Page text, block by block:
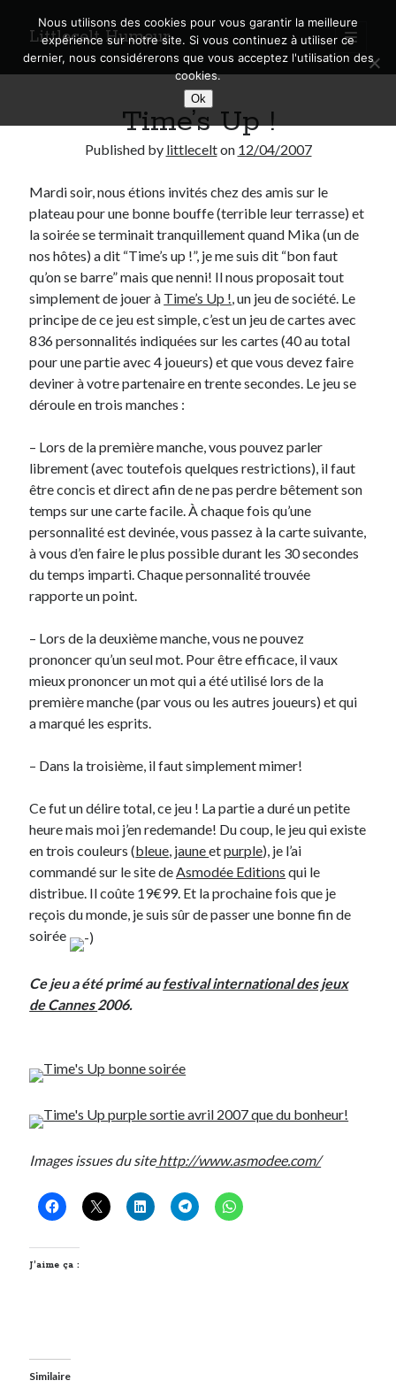
Littlecelt Humeur
open
primary
menu
Sidebar
Derniers articles
Municipales 2026 : Lyon, Métropole et Caluire, mon choix pour l’avenir
Explorez les Chemins Enchantés à Vélo : Aventures Familiales près de
Lyon !
Quel Lyonnais es-tu, Renaud Ducher ?
A quand une véritable place pour le vélo à Caluire dans la Métropole de
Comment je vis ma vie sur un vélo
Derniers Commentaires
Entretien ménagerdansT’as vu quoi ? #52
JFdansC’était pas mieux avant… à Lyon
littlecelt dansComment j’ai opéré ma vélorution toute personnelle
AnthonydansComment j’ai opéré ma vélorution toute personnelle
Renaud DucherdansComment j’ai opéré ma vélorution toute
personnelle
Commentaires récents
Entretien ménager
C’était pas mieux avant… à Lyon
littlecelt
Comment j’ai opéré ma vélorution toute personnelle
Anthony
Comment j’ai opéré ma vélorution toute personnelle
personnelle
On parle de quoi ?
A Lyon
Bon plan du dimanche
Coup de coeur
Daddy
Green
Lyon à Livre Ouvert
Non classé
Patchwork
Post inutile
Sons
Sorties cuculturelles
Time’s Up !
Published by littlecelton 12/04/2007
Mardi soir, nous étions invités chez des amis sur le
plateau pour une bonne bouffe (terrible leur terrasse) et
la soirée se terminait tranquillement quand Mika (un de
nos hôtes) a dit “Time’s up !”, je me suis dit “bon faut
qu’on se barre” mais que nenni! Il nous proposait tout
simplement de jouer à Time’s Up !, un jeu de société. Le
principe de ce jeu est simple, c’est un jeu de cartes avec
836 personnalités indiquées sur les cartes (40 au total
pour une partie avec 4 joueurs) et que vous devez faire
deviner à votre partenaire en trente secondes. Le jeu se
déroule en trois manches :
– Lors de la première manche, vous pouvez parler
librement (avec toutefois quelques restrictions), il faut
être concis et direct afin de ne pas perdre bêtement son
temps sur une carte facile. À chaque fois qu’une
personnalité est devinée, vous passez à la carte suivante,
à vous d’en faire le plus possible durant les 30 secondes
du temps imparti. Chaque personnalité trouvée
rapporte un point.
– Lors de la deuxième manche, vous ne pouvez
prononcer qu’un seul mot. Pour être efficace, il vaux
mieux prononcer un mot qui a été utilisé lors de la
première manche (par vous ou les autres joueurs) et qui
a marqué les esprits.
– Dans la troisième, il faut simplement mimer!
Ce fut un délire total, ce jeu ! La partie a duré un petite
heure mais moi j’en redemande! Du coup, le jeu qui existe
en trois couleurs (bleue, jauneetpurple), je l’ai
commandé sur le site deAsmodée Editions qui le
distribue. Il coûte 19€99. Et la prochaine fois que je
reçois du monde, je suis sûr de passer une bonne fin de
soirée
Ce jeu a été primé au festival international des jeux
de Cannes 2006.
Images issues du sitehttp://www.asmodee.com/
J’aime ça :
Similaire
Nous utilisons des cookies pour vous garantir la meilleure
expérience sur notre site. Si vous continuez à utiliser ce
dernier, nous considérerons que vous acceptez l'utilisation des
cookies.
Ok